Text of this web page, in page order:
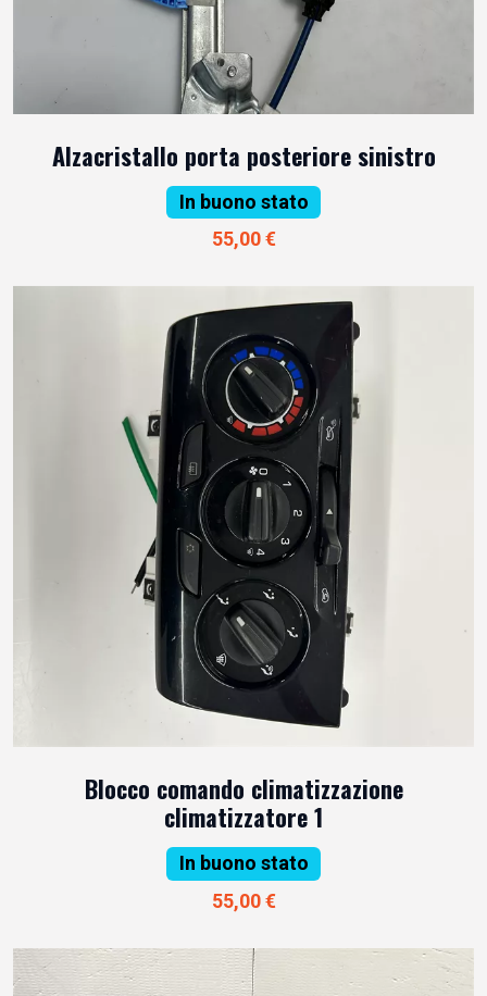
Alzacristallo porta posteriore sinistro
In buono stato
55,00 €
Blocco comando climatizzazione
climatizzatore 1
In buono stato
55,00 €